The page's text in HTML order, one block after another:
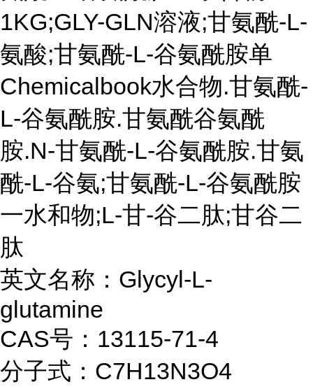
1KG;GLY-GLN溶液;甘氨酰-L-
氨酸;甘氨酰-L-谷氨酰胺单
Chemicalbook水合物.甘氨酰-
L-谷氨酰胺.甘氨酰谷氨酰
胺.N-甘氨酰-L-谷氨酰胺.甘氨
酰-L-谷氨;甘氨酰-L-谷氨酰胺
一水和物;L-甘-谷二肽;甘谷二
肽
英文名称：Glycyl-L-
glutamine
CAS号：13115-71-4
分子式：C7H13N3O4